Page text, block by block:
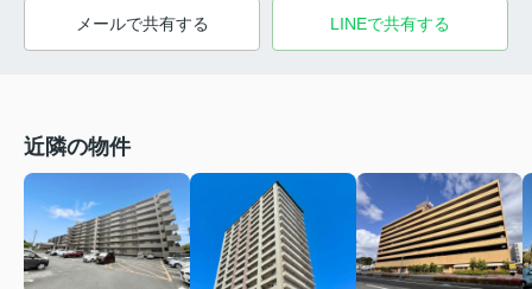
メールで共有する LINEで共有する
近隣の物件